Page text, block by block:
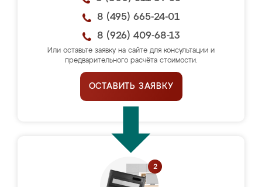
8 (495) 665-24-01
8 (926) 409-68-13
Или оставьте заявку на сайте для консультации и
предварительного расчёта стоимости.
ОСТАВИТЬ ЗАЯВКУ